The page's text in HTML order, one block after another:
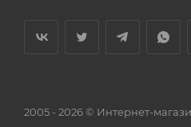
2005 - 2026 © Интернет-